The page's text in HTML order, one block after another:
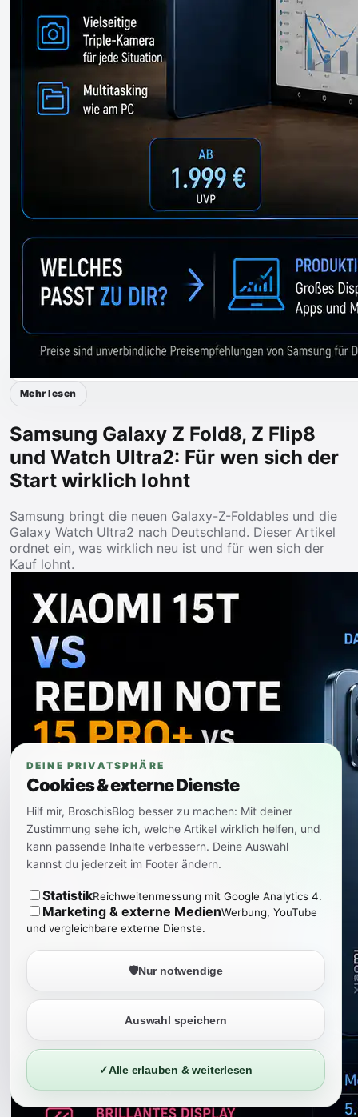
Mehr lesen
Samsung Galaxy Z Fold8, Z Flip8
und Watch Ultra2: Für wen sich der
Start wirklich lohnt
Samsung bringt die neuen Galaxy-Z-Foldables und die
Galaxy Watch Ultra2 nach Deutschland. Dieser Artikel
ordnet ein, was wirklich neu ist und für wen sich der
Kauf lohnt.
DEINE PRIVATSPHÄRE
Cookies & externe Dienste
Hilf mir, BroschisBlog besser zu machen: Mit deiner
Zustimmung sehe ich, welche Artikel wirklich helfen, und
kann passende Inhalte verbessern. Deine Auswahl
kannst du jederzeit im Footer ändern.
StatistikReichweitenmessung mit Google Analytics 4.
Marketing & externe MedienWerbung, YouTube
und vergleichbare externe Dienste.
🛡️Nur notwendige
Auswahl speichern
✓Alle erlauben & weiterlesen